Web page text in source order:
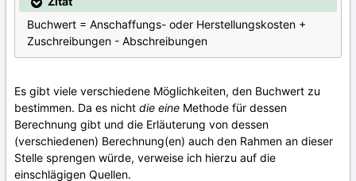
Buchwert = Anschaffungs- oder Herstellungskosten +
Zuschreibungen - Abschreibungen
Es gibt viele verschiedene Möglichkeiten, den Buchwert zu
bestimmen. Da es nicht die eine Methode für dessen
Berechnung gibt und die Erläuterung von dessen
(verschiedenen) Berechnung(en) auch den Rahmen an dieser
Stelle sprengen würde, verweise ich hierzu auf die
einschlägigen Quellen.